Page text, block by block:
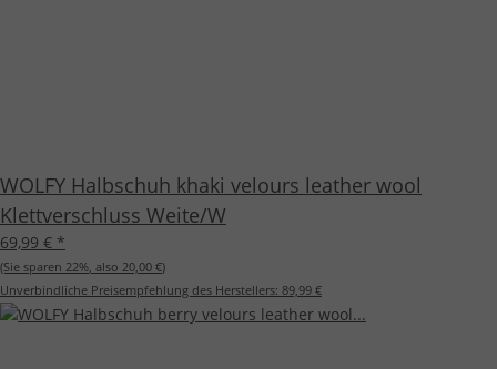
WOLFY Halbschuh khaki velours leather wool
Klettverschluss Weite/W
69,99 € *
(Sie sparen 22%, also 20,00 €)
Unverbindliche Preisempfehlung des Herstellers: 89,99 €